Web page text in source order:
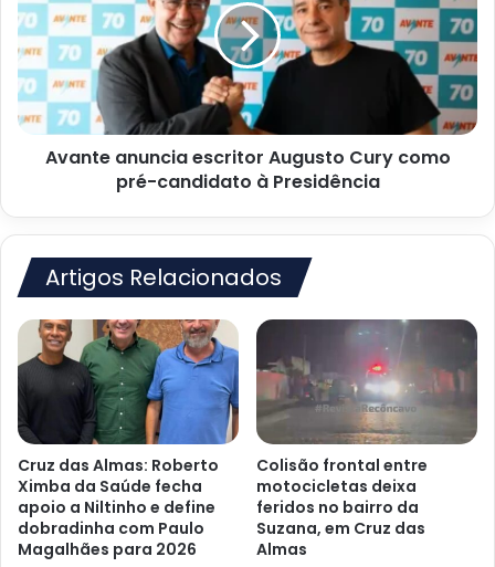
Augusto
Cury
como
pré-
candidato
à
Presidência
Avante anuncia escritor Augusto Cury como
pré-candidato à Presidência
Artigos Relacionados
Cruz das Almas: Roberto
Ximba da Saúde fecha
apoio a Niltinho e define
dobradinha com Paulo
Magalhães para 2026
Colisão frontal entre
motocicletas deixa
feridos no bairro da
Suzana, em Cruz das
Almas